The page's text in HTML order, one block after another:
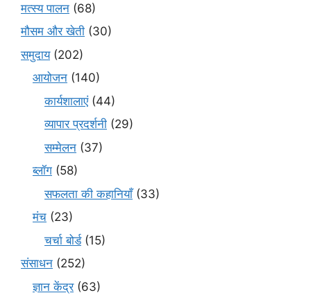
मत्स्य पालन (68)
मौसम और खेती (30)
समुदाय(202)
आयोजन (140)
कार्यशालाएं(44)
व्यापार प्रदर्शनी (29)
सम्मेलन (37)
ब्लॉग (58)
सफलता की कहानियाँ(33)
मंच (23)
चर्चा बोर्ड(15)
संसाधन (252)
ज्ञान केंद्र(63)